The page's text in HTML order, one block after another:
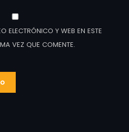
ELECTRÓNICO Y WEB EN ESTE
VEZ QUE COMENTE.